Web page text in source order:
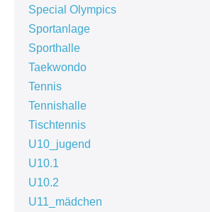
Special Olympics
Sportanlage
Sporthalle
Taekwondo
Tennis
Tennishalle
Tischtennis
U10_jugend
U10.1
U10.2
U11_mädchen